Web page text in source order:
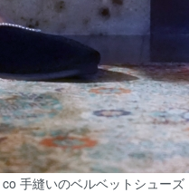
手縫いのベルベットシューズ